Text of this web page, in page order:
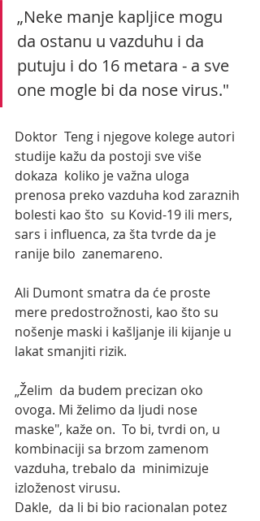
„Neke manje kapljice mogu
da ostanu u vazduhu i da
putuju i do 16 metara - a sve
one mogle bi da nose virus."
Doktor  Teng i njegove kolege autori
studije kažu da postoji sve više
dokaza  koliko je važna uloga
prenosa preko vazduha kod zaraznih
bolesti kao što  su Kovid-19 ili mers,
sars i influenca, za šta tvrde da je
ranije bilo  zanemareno.
Ali Dumont smatra da će proste
mere predostrožnosti, kao što su
nošenje maski i kašljanje ili kijanje u
lakat smanjiti rizik.
„Želim  da budem precizan oko
ovoga. Mi želimo da ljudi nose
maske", kaže on.  To bi, tvrdi on, u
kombinaciji sa brzom zamenom
vazduha, trebalo da  minimizuje
izloženost virusu.
Dakle,  da li bi bio racionalan potez